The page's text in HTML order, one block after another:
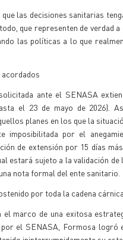
las decisiones sanitarias
que representen de verdad a
las políticas a lo que
ante el SENASA
el 23 de mayo de 2026).
planes en los que la
imposibilitada por el
de extensión por 15 días
estará sujeto a la validación de
nota formal del ente sanitario.
por toda la cadena cárnica
el marco de una exitosa
por el SENASA, Formosa logró